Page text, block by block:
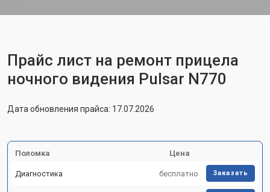
Прайс лист на ремонт прицела
ночного видения Pulsar N770
Дата обновления прайса: 17.07.2026
Поломка Цена
Диагностика бесплатно Заказать